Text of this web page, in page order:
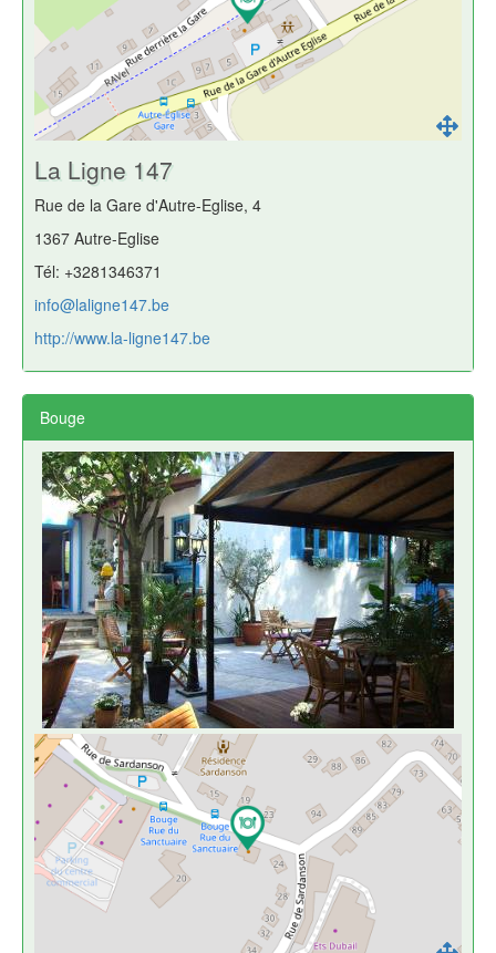
La Ligne 147
Rue de la Gare d'Autre-Eglise, 4
1367 Autre-Eglise
Tél: +3281346371
info@laligne147.be
http://www.la-ligne147.be
Bouge